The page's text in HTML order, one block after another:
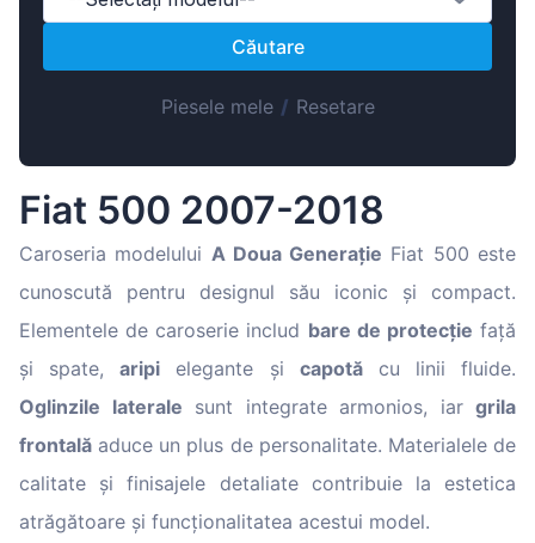
Lietuvių
Slovenian
Latvian
Slovenčina
Căutare
Piesele mele/ Resetare
Fiat 500 2007-2018
Caroseria modelului A Doua Generație Fiat 500 este
cunoscută pentru designul său iconic și compact.
Elementele de caroserie includ bare de protecție față
și spate,aripi elegante și capotăcu linii fluide.
Oglinzile laterale sunt integrate armonios, iar grila
frontală aduce un plus de personalitate. Materialele de
calitate și finisajele detaliate contribuie la estetica
atrăgătoare și funcționalitatea acestui model.